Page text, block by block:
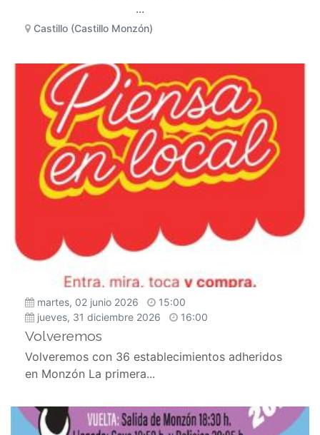
...
Castillo (Castillo Monzón)
martes, 02 junio 2026
15:00
jueves, 31 diciembre 2026
16:00
Volveremos
Volveremos con 36 establecimientos adheridos
en Monzón La primera...